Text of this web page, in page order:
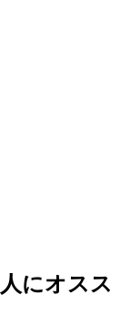
にオスス